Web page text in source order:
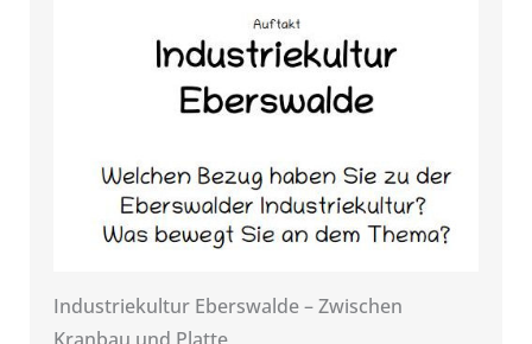
Industriekultur Eberswalde – Zwischen
Kranbau und Platte